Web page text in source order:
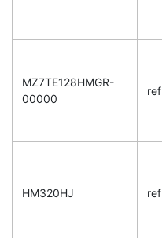
MZ7TE128HMGR-
00000
ref
HM320HJ ref